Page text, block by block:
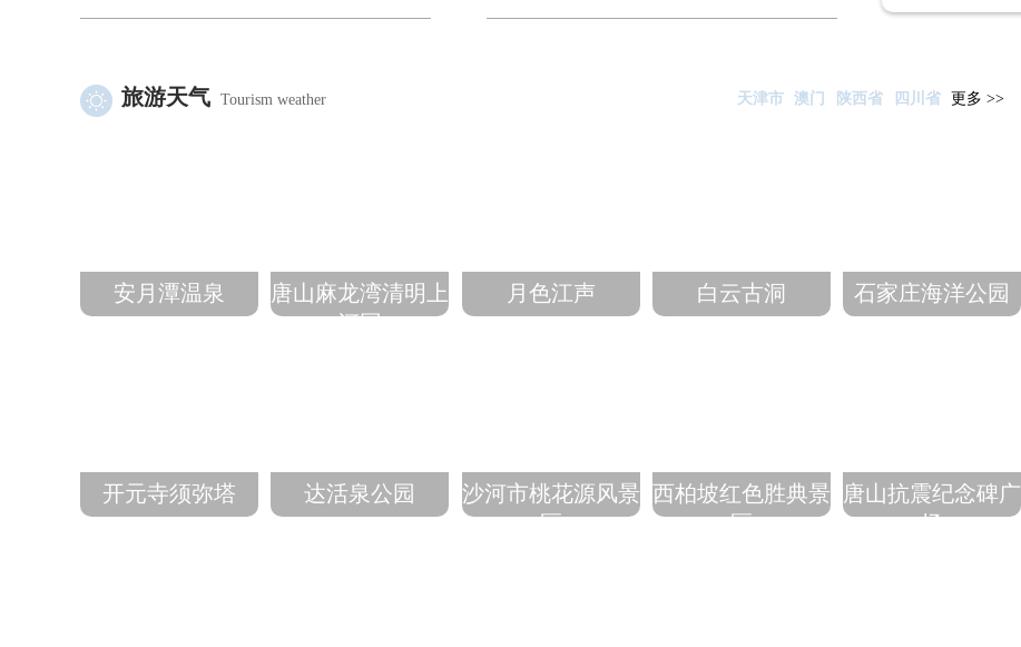
旅游天气 Tourism weather 天津市 澳门 陕西省 四川省 更多 >>
安月潭温泉
唐山麻龙湾清明上
河园
月色江声 白云古洞 石家庄海洋公园
开元寺须弥塔 达活泉公园
沙河市桃花源风景
区
西柏坡红色胜典景
区
唐山抗震纪念碑广
场